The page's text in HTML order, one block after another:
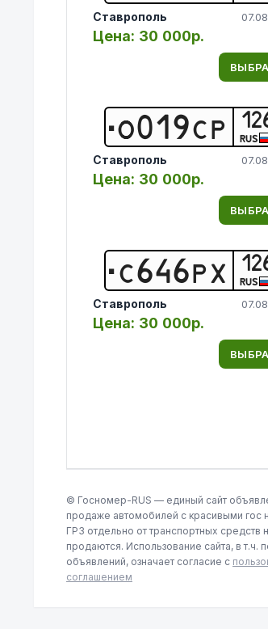
Ставрополь
Цена: 30 000р.
О01 9СР RUS
Ставрополь
Цена: 30 000р.
С646Р Х RUS
Ставрополь
Цена: 30 000р.
© Госномер-RUS — единый сайт
продаже автомобилей с красивыми гос
ГРЗ отдельно от транспортных средств
продаются. Использование сайта, в т.ч.
объявлений, означает согласие с
соглашением